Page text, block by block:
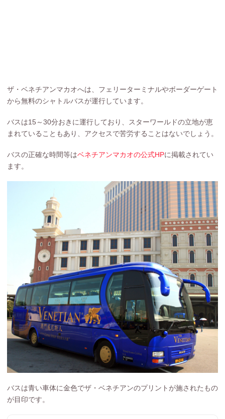
ザ・ベネチアンマカオへは、フェリーターミナルやボーダーゲート
から無料のシャトルバスが運行しています。
バスは15～30分おきに運行しており、スターワールドの立地が恵
まれていることもあり、アクセスで苦労することはないでしょう。
バスの正確な時間等はベネチアンマカオの公式HPに掲載されてい
ます。
バスは青い車体に金色でザ・ベネチアンのプリントが施されたもの
が目印です。